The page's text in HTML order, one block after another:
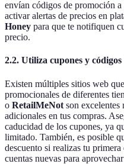
envían códigos de promoción
activar alertas de precios en
Honey para que te notifiquen
precio.
2.2. Utiliza cupones y códigos
Existen múltiples sitios web
promocionales de diferentes
o RetailMeNot son excelentes
adicionales en tus compras.
caducidad de los cupones, ya
limitado. También, es posible
descuento si realizas tu
cuentas nuevas para